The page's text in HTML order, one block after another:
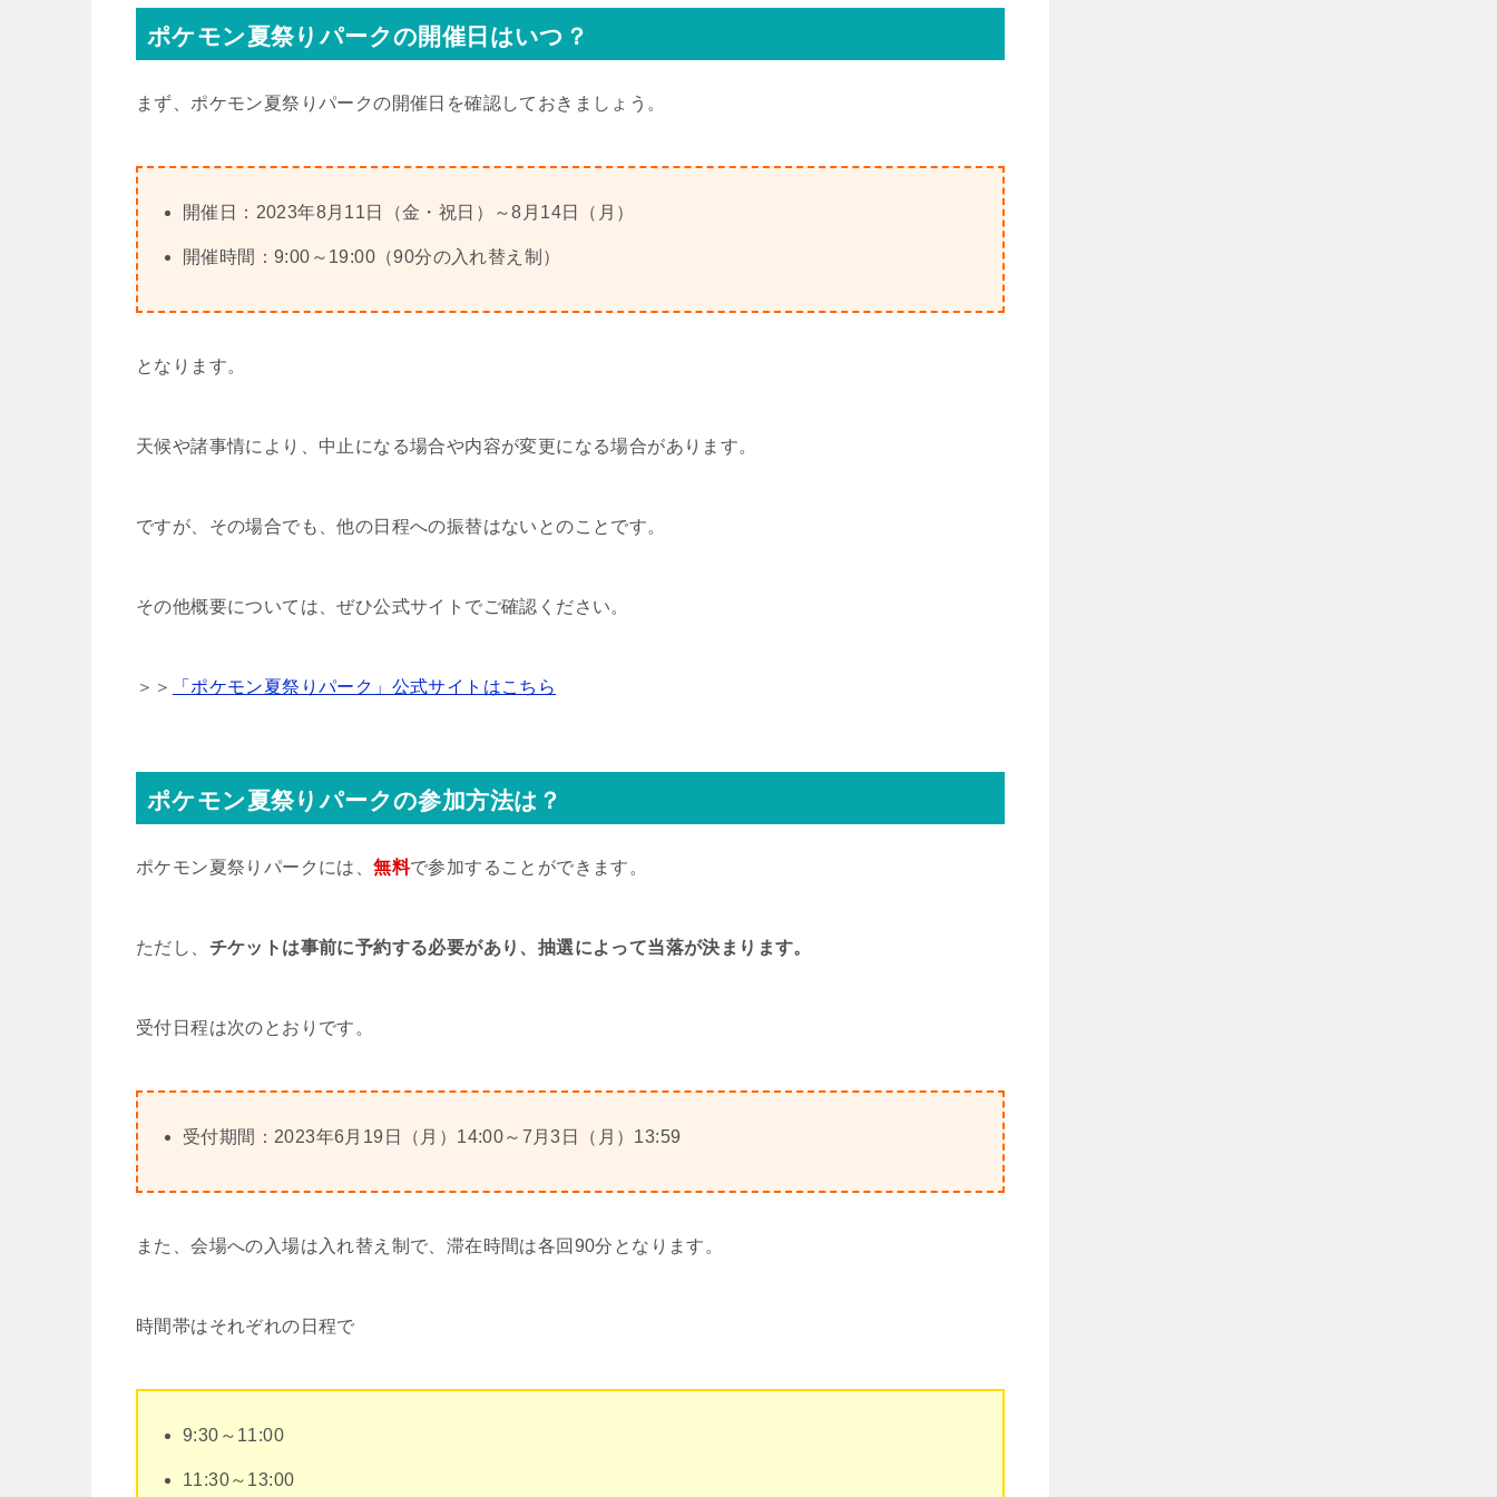
ポケモン夏祭りパークの開催日はいつ？
まず、ポケモン夏祭りパークの開催日を確認しておきましょう。
開催日：2023年8月11日（金・祝日）～8月14日（月）
開催時間：9:00～19:00（90分の入れ替え制）
となります。
天候や諸事情により、中止になる場合や内容が変更になる場合があります。
ですが、その場合でも、他の日程への振替はないとのことです。
その他概要については、ぜひ公式サイトでご確認ください。
＞＞ 「ポケモン夏祭りパーク」公式サイトはこちら
ポケモン夏祭りパークの参加方法は？
ポケモン夏祭りパークには、無料で参加することができます。
ただし、 チケットは事前に予約する必要があり、抽選によって当落が決まります。
受付日程は次のとおりです。
受付期間：2023年6月19日（月）14:00～7月3日（月）13:59
また、会場への入場は入れ替え制で、滞在時間は各回90分となります。
時間帯はそれぞれの日程で
9:30～11:00
11:30～13:00